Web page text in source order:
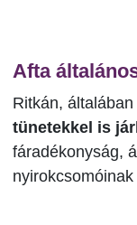
Afta
Ritkán,
tünetekkel is
fáradékonyság,